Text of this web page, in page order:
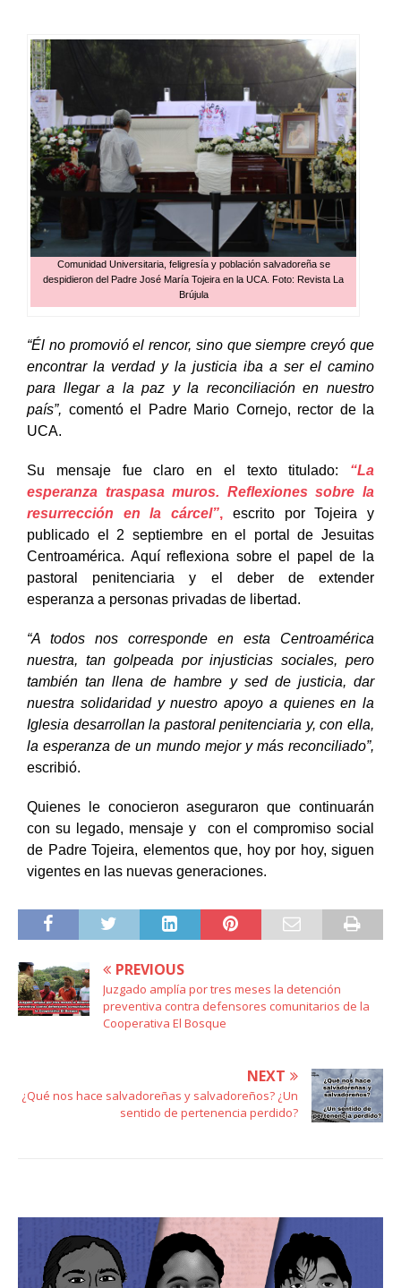
Comunidad Universitaria, feligresía y población salvadoreña se
despidieron del Padre José María Tojeira en la UCA. Foto: Revista La
Brújula
“Él no promovió el rencor, sino que siempre creyó que
encontrar la verdad y la justicia iba a ser el camino
para llegar a la paz y la reconciliación en nuestro
país”, comentó el Padre Mario Cornejo, rector de la
UCA.
Su mensaje fue claro en el texto titulado: “La
esperanza traspasa muros. Reflexiones sobre la
resurrección en la cárcel”, escrito por Tojeira y
publicado el 2 septiembre en el portal de Jesuitas
Centroamérica. Aquí reflexiona sobre el papel de la
pastoral penitenciaria y el deber de extender
esperanza a personas privadas de libertad.
“A todos nos corresponde en esta Centroamérica
nuestra, tan golpeada por injusticias sociales, pero
también tan llena de hambre y sed de justicia, dar
nuestra solidaridad y nuestro apoyo a quienes en la
Iglesia desarrollan la pastoral penitenciaria y, con ella,
la esperanza de un mundo mejor y más reconciliado”,
escribió.
Quienes le conocieron aseguraron que continuarán
con su legado, mensaje y con el compromiso social
de Padre Tojeira, elementos que, hoy por hoy, siguen
vigentes en las nuevas generaciones.
PREVIOUS
Juzgado amplía por tres meses la detención
preventiva contra defensores comunitarios de la
Cooperativa El Bosque
NEXT
¿Qué nos hace salvadoreñas y salvadoreños? ¿Un
sentido de pertenencia perdido?